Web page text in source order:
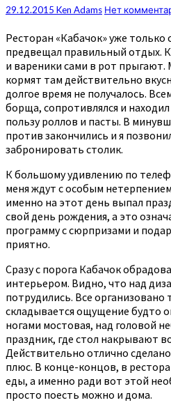
29.12.2015 Ken Adams Комментарии
Нет
Ресторан «Кабачок» уже только
предвещал правильный отдых.
и вареники сами в рот
кормят там действительно
долгое время не получалось.
борща, сопротивлялся и
пользу роллов и пасты. В
против закончились и я
забронировать столик.
К большому удивлению по
меня ждут с особым
именно на этот день выпал
свой день рождения, а это
программу с сюрпризами и
приятно.
Сразу с порога Кабачок
интерьером. Видно, что над
потрудились. Все организовано
складывается ощущение будто
ногами мостовая, над головой
праздник, где стол накрывают
Действительно отлично
плюс. В конце-концов, в
еды, а именно ради вот этой
просто поесть можно и дома.